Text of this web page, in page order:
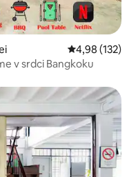
Priemerné
4,98 (132)
v srdci Bangkoku